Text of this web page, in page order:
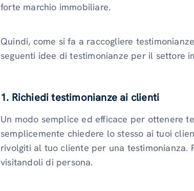
forte marchio immobiliare.
Quindi, come si fa a raccogliere
seguenti idee di testimonianze per il settore
1. Richiedi testimonianze ai clienti
Un modo semplice ed efficace per ottenere
semplicemente chiedere lo stesso ai tuoi
rivolgiti al tuo cliente per una testimonianza.
visitandoli di persona.